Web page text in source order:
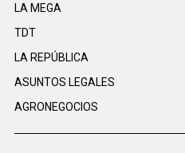
LA MEGA
TDT
LA REPÚBLICA
ASUNTOS LEGALES
AGRONEGOCIOS